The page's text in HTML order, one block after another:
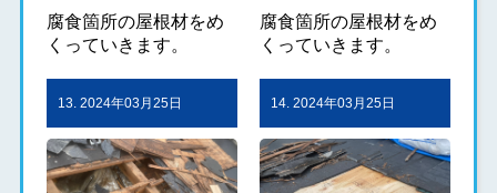
腐食箇所の屋根材をめ
くっていきます。
腐食箇所の屋根材をめ
くっていきます。
13. 2024年03月25日 14. 2024年03月25日